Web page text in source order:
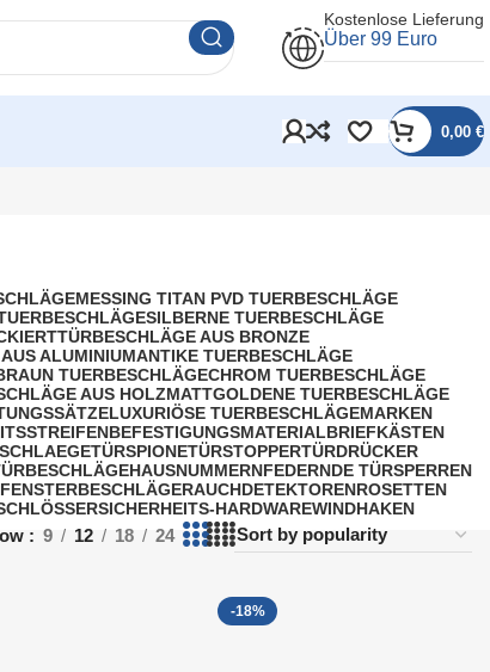
Kostenlose Lieferung
Über 99 Euro
0,00 €
MESSING TITAN PVD TUERBESCHLÄGE
SILBERNE TUERBESCHLÄGE
TÜRBESCHLÄGE AUS BRONZE
ALUMINIUMANTIKE TUERBESCHLÄGE
TUERBESCHLÄGECHROM TUERBESCHLÄGE
AUS HOLZMATTGOLDENE TUERBESCHLÄGE
LUXURIÖSE TUERBESCHLÄGEMARKEN
BEFESTIGUNGSMATERIALBRIEFKÄSTEN
TÜRSPIONETÜRSTOPPERTÜRDRÜCKER
HAUSNUMMERNFEDERNDE TÜRSPERREN
FENSTERBESCHLÄGERAUCHDETEKTORENROSETTEN
SICHERHEITS-HARDWAREWINDHAKEN
9 12 18 24
-18%